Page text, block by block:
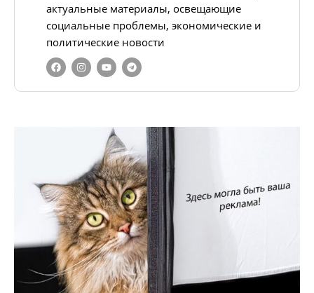
актуальные материалы, освещающие
социальные проблемы, экономические и
политические новости